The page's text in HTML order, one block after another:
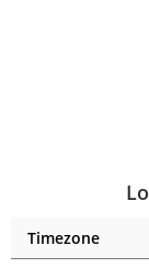
Timezone